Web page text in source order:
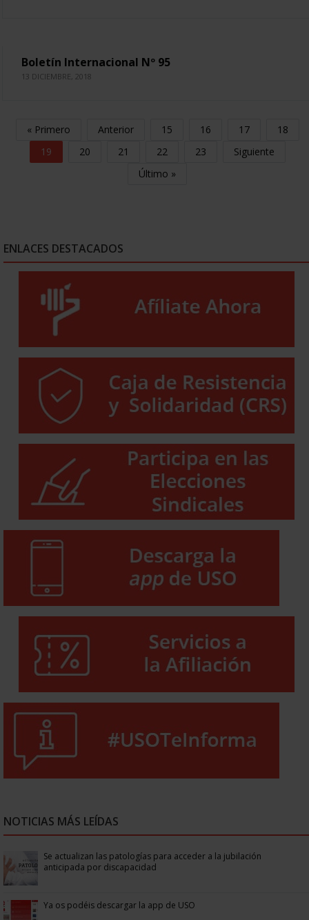
Boletín Internacional Nº 95
13 DICIEMBRE, 2018
« Primero Anterior 15 16 17
18
19
20 21 22 23
Siguiente
Último »
ENLACES DESTACADOS
NOTICIAS MÁS LEÍDAS
Se actualizan las patologías para acceder a la jubilación
anticipada por discapacidad
Ya os podéis descargar la app de USO